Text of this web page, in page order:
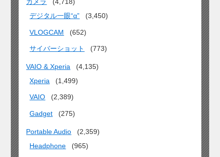
カメラ
(4,718)
デジタル一眼“α”
(3,450)
VLOGCAM (652)
サイバーショット (773)
VAIO & Xperia
(4,135)
Xperia
(1,499)
VAIO (2,389)
Gadget (275)
Portable Audio
(2,359)
Headphone
(965)